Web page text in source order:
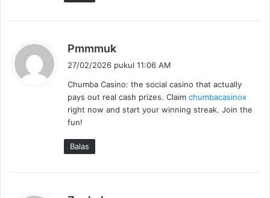
Pmmmuk
k
a
t
27/02/2026 pukul 11:06 AM
Chumba Casino: the social casino that actually
pays out real cash prizes. Claim chumbacasinox
right now and start your winning streak. Join the
fun!
Balas